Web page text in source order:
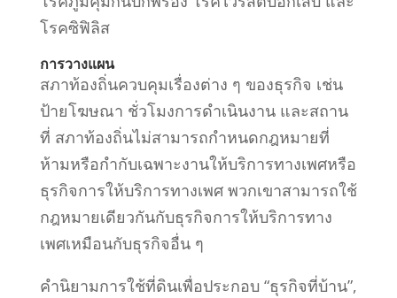
โรคซิฟิลิส
การวางแผน
สภาท้องถิ่นควบคุมเรื่องต่าง ๆ ของธุรกิจ เช่น
ป้ายโฆษณา ชั่วโมงการดำเนินงาน และสถาน
ที่ สภาท้องถิ่นไม่สามารถกำหนดกฎหมายที่
ห้ามหรือกำกับเฉพาะงานให้บริการทางเพศหรือ
ธุรกิจการให้บริการทางเพศ พวกเขาสามารถใช้
กฎหมายเดียวกันกับธุรกิจการให้บริการทาง
เพศเหมือนกับธุรกิจอื่น ๆ
คำนิยามการใช้ที่ดินเพื่อประกอบ “ธุรกิจที่บ้าน”,